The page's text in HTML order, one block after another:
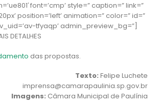
font=’cmp’ style=” caption=” link=”
position=’left’ animation=” color=” id=”
tfyaqp’ admin_preview_bg=”]
DETALHES
das propostas.
Texto: Felipe Luchete
imprensa@camarapaulinia.sp.gov.br
Imagens: Câmara Municipal de Paulínia